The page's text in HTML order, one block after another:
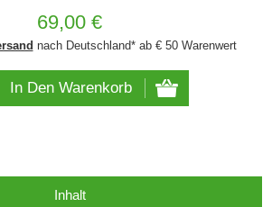
69,00 €
nach Deutschland* ab € 50 Warenwert
In Den Warenkorb
Inhalt